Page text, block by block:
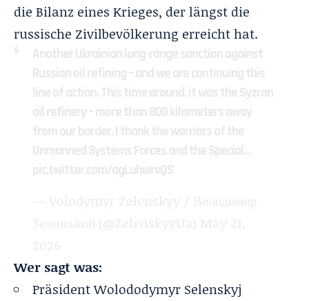
die Bilanz eines Krieges, der längst die
russische Zivilbevölkerung erreicht hat.
Another Ukrainian long-range sanction against
Russian oil refining – and we are continuing this
line of action. This time around, it was the Syzran
oil refinery – more than 800 kilometers away
from our border. I thank the warriors of the
Unmanned Systems Forces and the Special…
pic.twitter.com/agLuhwrvQS
— Volodymyr Zelenskyy / Володимир
Зеленський (@ZelenskyyUa) May 21,
2026
Wer sagt was:
Präsident Wolododymyr Selenskyj